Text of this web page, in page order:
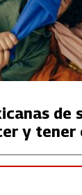
de
y